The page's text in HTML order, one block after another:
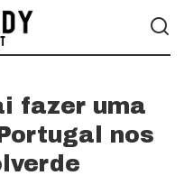
fazer uma
nos